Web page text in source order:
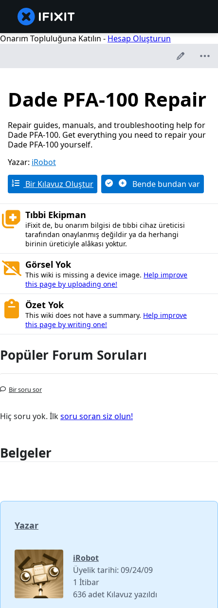
Onarım Topluluğuna Katılın - Hesap Oluşturun
Dade PFA-100 Repair
Repair guides, manuals, and troubleshooting help for
Dade PFA-100. Get everything you need to repair your
Dade PFA-100 yourself.
Yazar: iRobot
Bir Kılavuz Oluştur Bende bundan var
Tıbbi Ekipman
iFixit de, bu onarım bilgisi de tıbbi cihaz üreticisi
tarafından onaylanmış değildir ya da herhangi
birinin üreticiyle alâkası yoktur.
Görsel Yok
This wiki is missing a device image. Help improve
this page by uploading one!
Özet Yok
This wiki does not have a summary. Help improve
this page by writing one!
Popüler Forum Soruları
Bir soru sor
Hiç soru yok. İlksoru soran siz olun!
Belgeler
Yazar
iRobot
Üyelik tarihi: 09/24/09
1 İtibar
636 adet Kılavuz yazıldı